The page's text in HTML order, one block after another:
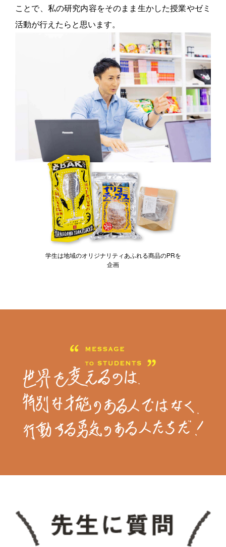
ことで、私の研究内容をそのまま生かした授業やゼミ
活動が行えたらと思います。
学生は地域のオリジナリティあふれる商品のPRを
企画